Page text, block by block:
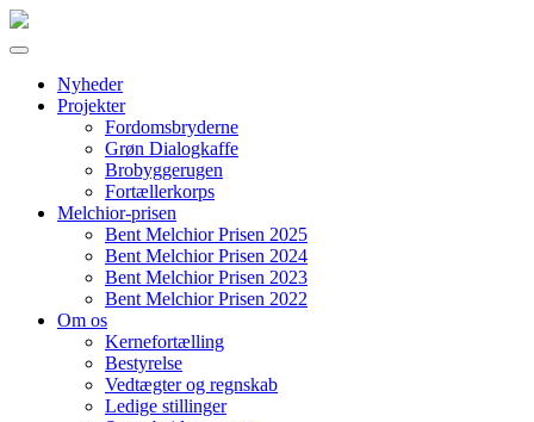
Nyheder
Projekter
Fordomsbryderne
Grøn Dialogkaffe
Brobyggerugen
Fortællerkorps
Melchior-prisen
Bent Melchior Prisen 2025
Bent Melchior Prisen 2024
Bent Melchior Prisen 2023
Bent Melchior Prisen 2022
Om os
Kernefortælling
Bestyrelse
Vedtægter og regnskab
Ledige stillinger